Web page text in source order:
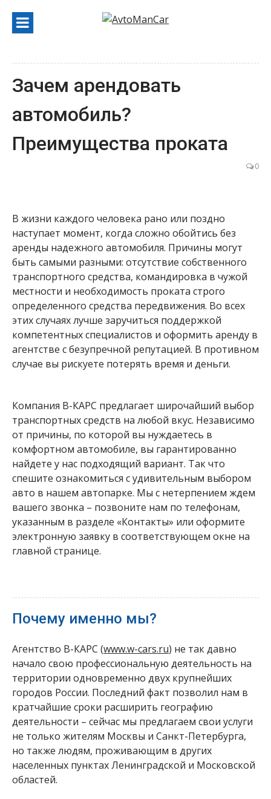
содержанию
Зачем арендовать
автомобиль?
Преимущества проката
0
В жизни каждого человека рано или поздно
наступает момент, когда сложно обойтись без
аренды надежного автомобиля. Причины могут
быть самыми разными: отсутствие собственного
транспортного средства, командировка в чужой
местности и необходимость проката строго
определенного средства передвижения. Во всех
этих случаях лучше заручиться поддержкой
компетентных специалистов и оформить аренду в
агентстве с безупречной репутацией. В противном
случае вы рискуете потерять время и деньги.
Компания В-КАРС предлагает широчайший выбор
транспортных средств на любой вкус. Независимо
от причины, по которой вы нуждаетесь в
комфортном автомобиле, вы гарантированно
найдете у нас подходящий вариант. Так что
спешите ознакомиться с удивительным выбором
авто в нашем автопарке. Мы с нетерпением ждем
вашего звонка – позвоните нам по телефонам,
указанным в разделе «Контакты» или оформите
электронную заявку в соответствующем окне на
главной странице.
Почему именно мы?
Агентство В-КАРС (www.w-cars.ru) не так давно
начало свою профессиональную деятельность на
территории одновременно двух крупнейших
городов России. Последний факт позволил нам в
кратчайшие сроки расширить географию
деятельности – сейчас мы предлагаем свои услуги
не только жителям Москвы и Санкт-Петербурга,
но также людям, проживающим в других
населенных пунктах Ленинградской и Московской
областей.